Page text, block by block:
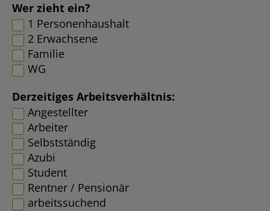
Wer zieht ein?
1 Personenhaushalt
2 Erwachsene
Familie
WG
Derzeitiges Arbeitsverhältnis:
Angestellter
Arbeiter
Selbstständig
Azubi
Student
Rentner / Pensionär
arbeitssuchend